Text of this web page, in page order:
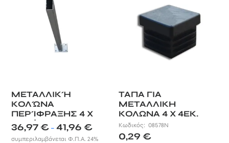
ΜΕΤΑΛΛΙΚΉ
ΚΟΛΏΝΑ
ΠΕΡΊΦΡΑΞΗΣ 4 X
8ΕΚ. | ΧΩΡΊΣ ΤΆΠΑ
36,97€ – 41,96€
range:
συμπεριλαμβάνεται Φ.Π.Α. 24%
ΤΑΠΑ ΓΙΑ
ΜΕΤΑΛΛΙΚΗ
ΚΟΛΩΝΑ 4 X 4ΕΚ.
Κωδικός:08578N
0,29€